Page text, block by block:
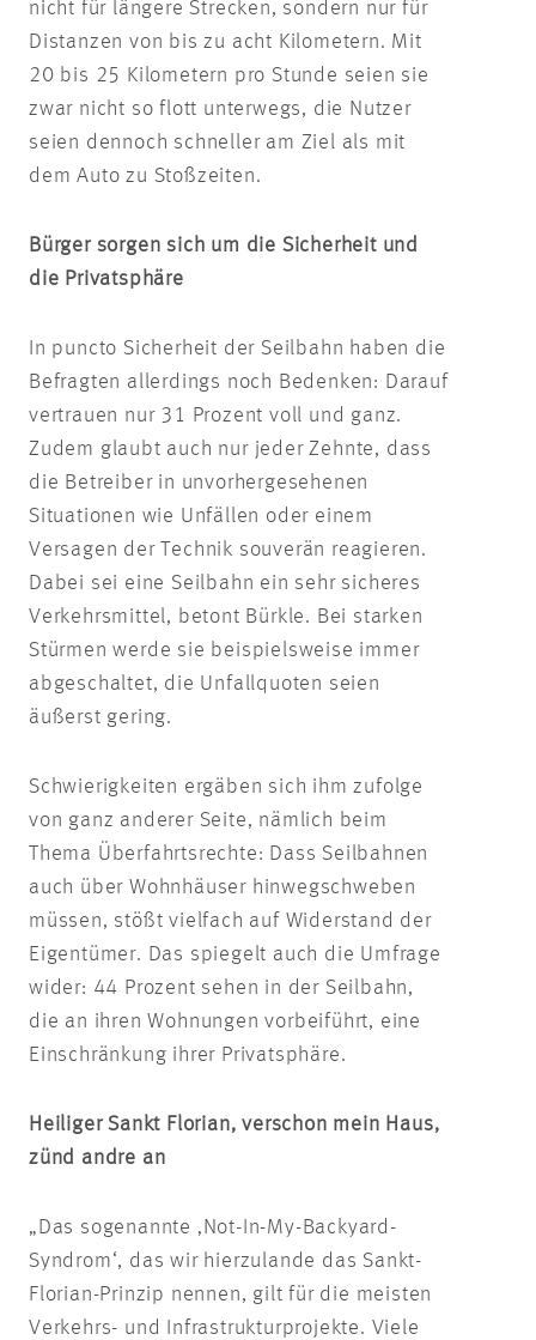
nicht für längere Strecken, sondern nur für
Distanzen von bis zu acht Kilometern. Mit
20 bis 25 Kilometern pro Stunde seien sie
zwar nicht so flott unterwegs, die Nutzer
seien dennoch schneller am Ziel als mit
dem Auto zu Stoßzeiten.
Bürger sorgen sich um die Sicherheit und
die Privatsphäre
In puncto Sicherheit der Seilbahn haben die
Befragten allerdings noch Bedenken: Darauf
vertrauen nur 31 Prozent voll und ganz.
Zudem glaubt auch nur jeder Zehnte, dass
die Betreiber in unvorhergesehenen
Situationen wie Unfällen oder einem
Versagen der Technik souverän reagieren.
Dabei sei eine Seilbahn ein sehr sicheres
Verkehrsmittel, betont Bürkle. Bei starken
Stürmen werde sie beispielsweise immer
abgeschaltet, die Unfallquoten seien
äußerst gering.
Schwierigkeiten ergäben sich ihm zufolge
von ganz anderer Seite, nämlich beim
Thema Überfahrtsrechte: Dass Seilbahnen
auch über Wohnhäuser hinwegschweben
müssen, stößt vielfach auf Widerstand der
Eigentümer. Das spiegelt auch die Umfrage
wider: 44 Prozent sehen in der Seilbahn,
die an ihren Wohnungen vorbeiführt, eine
Einschränkung ihrer Privatsphäre.
Heiliger Sankt Florian, verschon mein Haus,
zünd andre an
„Das sogenannte ‚Not-In-My-Backyard-
Syndrom‘, das wir hierzulande das Sankt-
Florian-Prinzip nennen, gilt für die meisten
Verkehrs- und Infrastrukturprojekte. Viele